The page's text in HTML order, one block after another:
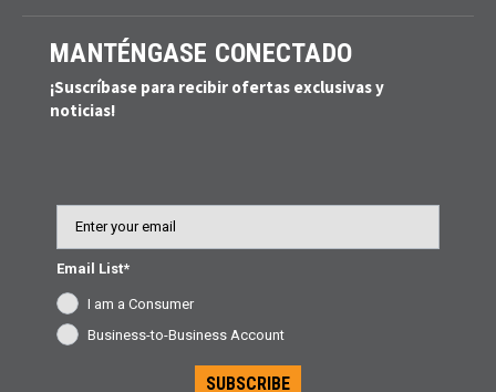
MANTÉNGASE CONECTADO
¡Suscríbase para recibir ofertas exclusivas y
noticias!
Email List*
I am a Consumer
Business-to-Business Account
SUBSCRIBE